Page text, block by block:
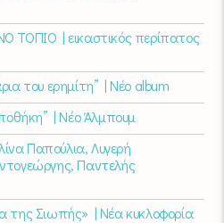
ΤΟΠΙΟ | εικαστικός περίπατος
του ερημίτη” | Νέο album
| Νέο Άλμπουμ
Παπούλια, Λυγερή
Παντελής
της Σιωπής» | Νέα κυκλοφορία